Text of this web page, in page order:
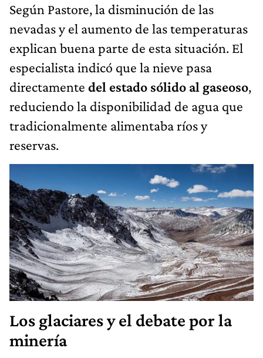
Según Pastore, la disminución de las
nevadas y el aumento de las temperaturas
explican buena parte de esta situación. El
especialista indicó que la nieve pasa
directamente del estado sólido al gaseoso,
reduciendo la disponibilidad de agua que
tradicionalmente alimentaba ríos y
reservas.
Los glaciares y el debate por la
minería